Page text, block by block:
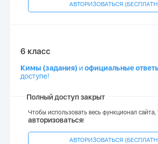
АВТОРИЗОВАТЬСЯ
6 класс
Кимы (задания) и официальные
доступе!
Полный доступ закрыт
Чтобы использовать весь функционал сайта,
авторизоваться!
АВТОРИЗОВАТЬСЯ